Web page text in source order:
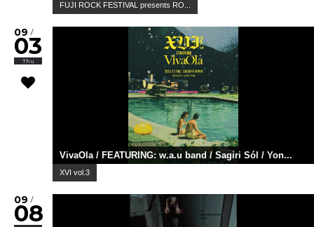
FUJI ROCK FESTIVAL presents RO...
09 /
03
Thu
VivaOla / FEATURING: w.a.u band / Sagiri Sól / Yon...
XVI vol.3
09 /
08